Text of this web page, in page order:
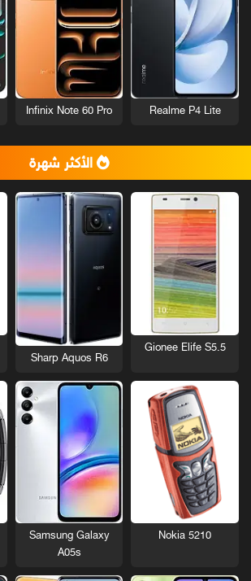
Realme P4 Lite
Infinix Note 60 Pro
الأكثر شهرة
Gionee Elife S5.5
Sharp Aquos R6
Nokia 5210
Samsung Galaxy
A05s